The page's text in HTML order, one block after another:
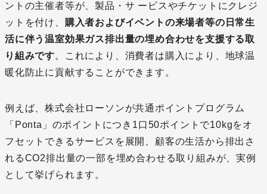
ントの主催者等が、製品・サ ービスやチケットにクレジ
ットを付け、 購入者およびイベントの来場者等の日常生
活に伴う温室効果ガス排出量の埋め合わせを支援する取
り組みです。これにより、消費者は購入により、地球温
暖化防止に貢献することができます。
例えば、株式会社ローソンが共通ポイントプログラム
「Ponta」のポイントにつき1口50ポイントで10kgをオ
フセットできるサービスを展開、顧客の生活から排出さ
れるCO2排出量の一部を埋め合わせる取り組みが、実例
として挙げられます。